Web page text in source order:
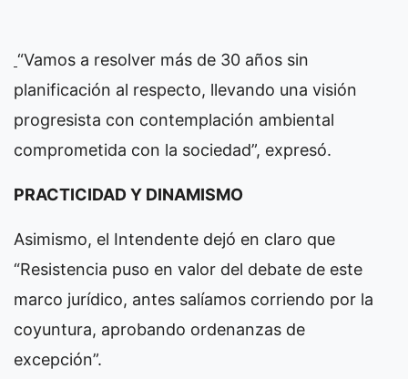
“Vamos a resolver más de 30 años sin
planificación al respecto, llevando una visión
progresista con contemplación ambiental
comprometida con la sociedad”, expresó.
PRACTICIDAD Y DINAMISMO
Asimismo, el Intendente dejó en claro que
“Resistencia puso en valor del debate de este
marco jurídico, antes salíamos corriendo por la
coyuntura, aprobando ordenanzas de
excepción”.